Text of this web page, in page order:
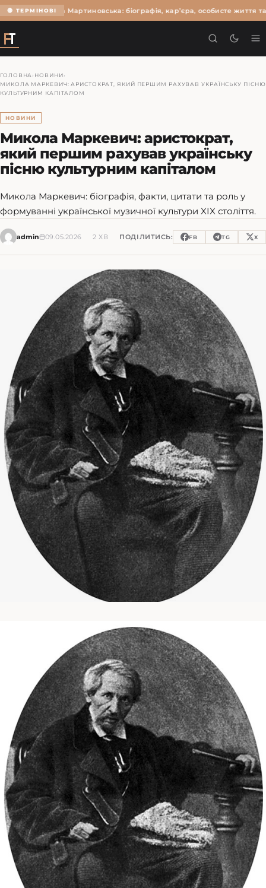
🔴 ТЕРМІНОВІОльга Мартиновська: біографія, кар’єра, особисте життя та
ГОЛОВНА › НОВИНИ›
МИКОЛА МАРКЕВИЧ: АРИСТОКРАТ, ЯКИЙ ПЕРШИМ РАХУВАВ УКРАЇНСЬКУ ПІСНЮ
КУЛЬТУРНИМ КАПІТАЛОМ
НОВИНИ
Микола Маркевич: аристократ,
який першим рахував українську
пісню культурним капіталом
Микола Маркевич: біографія, факти, цитати та роль у
формуванні української музичної культури XIX століття.
admin 09.05.2026 2 ХВ ПОДІЛИТИСЬ: FB TG X